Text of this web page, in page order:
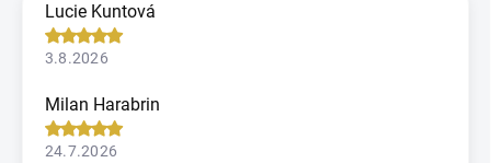
Lucie Kuntová
3.8.2026
Milan Harabrin
24.7.2026